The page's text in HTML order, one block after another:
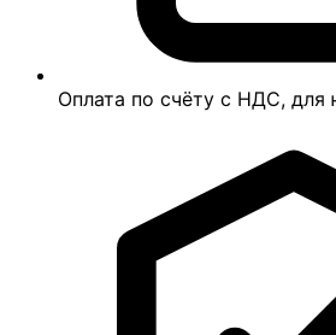
Оплата по счёту с НДС, для